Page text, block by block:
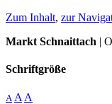
Zum Inhalt, zur
Markt Schnaittach |
Schriftgröße
A A A